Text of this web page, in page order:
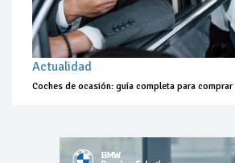
Actualidad
Coches de ocasión: guía completa para comprar